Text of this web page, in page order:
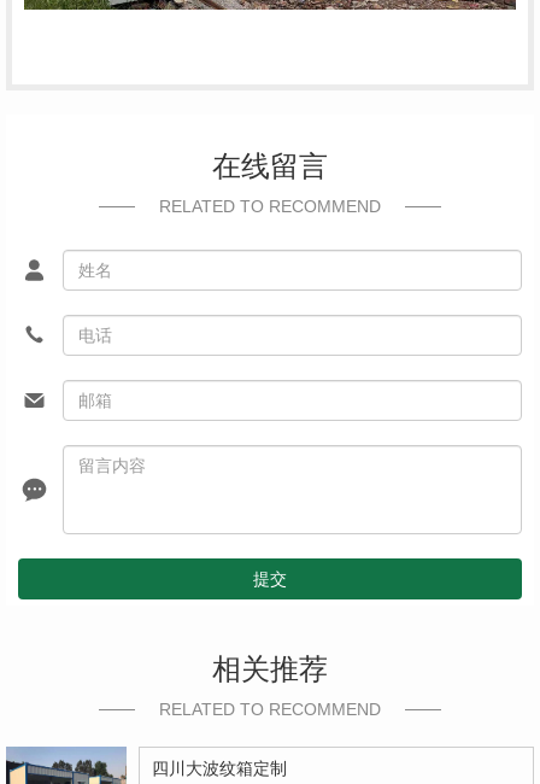
在线留言
RELATED TO RECOMMEND
提交
相关推荐
RELATED TO RECOMMEND
四川大波纹箱定制